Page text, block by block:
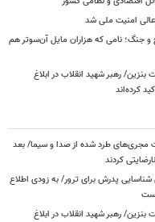
امنیت ملی شد
و جنگ؛ نامی که هزاران مایل آن‌سوتر هم
رهبر شهید انقلاب در ابلاغ
کرده‌اند
مجری‌های طرد شده از صدا و سیما/ بعد
پدرش برای ترور/ به زودی اطلاع
رهبر شهید انقلاب در ابلاغ